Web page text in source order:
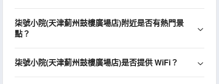
柒號小院(天津薊州鼓樓廣場店)附近是否有熱門景
點？
柒號小院(天津薊州鼓樓廣場店)是否提供 WiFi？